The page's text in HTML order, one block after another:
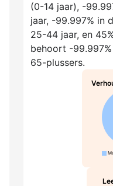
(0-14 jaar), -
jaar, -99.997% in
25-44 jaar, en
behoort -
65-plussers.